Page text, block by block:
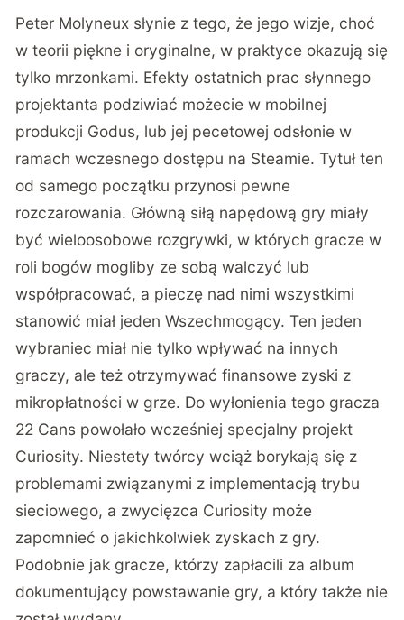
Peter Molyneux słynie z tego, że jego wizje, choć
w teorii piękne i oryginalne, w praktyce okazują się
tylko mrzonkami. Efekty ostatnich prac słynnego
projektanta podziwiać możecie w mobilnej
produkcji Godus, lub jej pecetowej odsłonie w
ramach wczesnego dostępu na Steamie. Tytuł ten
od samego początku przynosi pewne
rozczarowania. Główną siłą napędową gry miały
być wieloosobowe rozgrywki, w których gracze w
roli bogów mogliby ze sobą walczyć lub
współpracować, a pieczę nad nimi wszystkimi
stanowić miał jeden Wszechmogący. Ten jeden
wybraniec miał nie tylko wpływać na innych
graczy, ale też otrzymywać finansowe zyski z
mikropłatności w grze. Do wyłonienia tego gracza
22 Cans powołało wcześniej specjalny projekt
Curiosity. Niestety twórcy wciąż borykają się z
problemami związanymi z implementacją trybu
sieciowego, a zwycięzca Curiosity może
zapomnieć o jakichkolwiek zyskach z gry.
Podobnie jak gracze, którzy zapłacili za album
dokumentujący powstawanie gry, a który także nie